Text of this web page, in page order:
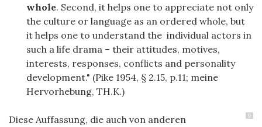
whole. Second, it helps one to appreciate not only
the culture or language as an ordered whole, but
it helps one to understand the individual actors in
such a life drama – their attitudes, motives,
interests, responses, conflicts and personality
development." (Pike 1954, § 2.15, p.11; meine
Hervorhebung, TH.K.)
9
Diese Auffassung, die auch von anderen